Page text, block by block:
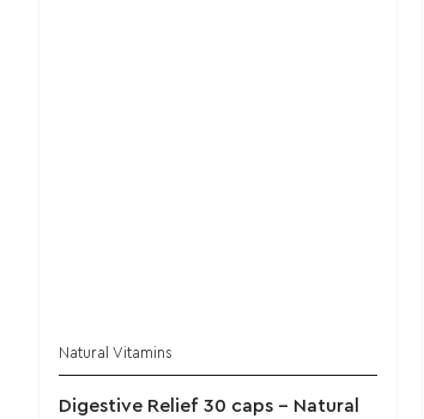
Natural Vitamins
Digestive Relief 30 caps - Natural